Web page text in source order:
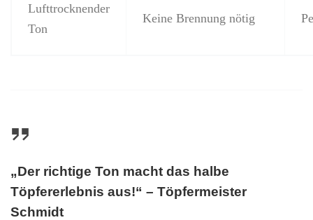
Lufttrocknender
Ton
Keine Brennung nötig
„Der richtige Ton macht das halbe
Töpfererlebnis aus!“ – Töpfermeister
Schmidt